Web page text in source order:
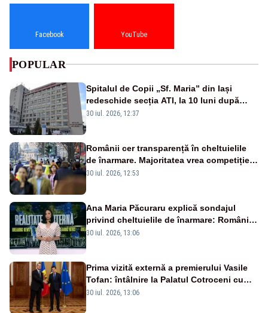
Facebook YouTube
POPULAR
Spitalul de Copii „Sf. Maria” din Iași
redeschide secția ATI, la 10 luni după
moartea a 7 copii
30 iul. 2026, 12:37
Românii cer transparență în cheltuielile
de înarmare. Majoritatea vrea competiție
reală și industrie locală – SONDAJ
30 iul. 2026, 12:53
Ana Maria Păcuraru explică sondajul
privind cheltuielile de înarmare: Românii
cer transparență în achiziții și un echilibru
30 iul. 2026, 13:06
Prima vizită externă a premierului Vasile
Tofan: întâlnire la Palatul Cotroceni cu
președintele Nicușor Dan
30 iul. 2026, 13:06